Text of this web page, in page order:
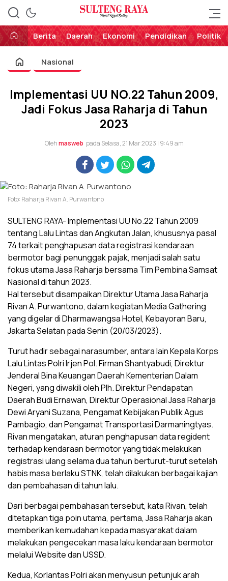
Sulteng Raya
Perekat Rakyat Sulteng
Berita
Daerah Ekonomi Pendidikan Politik
Nasional
Implementasi UU NO.22 Tahun 2009,
Jadi Fokus Jasa Raharja di Tahun
2023
Olehmasweb pada Selasa, 21 Mar 2023 | 9:49 am
Foto: Raharja Rivan A. Purwantono
SULTENG RAYA- Implementasi UU No.22 Tahun 2009
tentang Lalu Lintas dan Angkutan Jalan, khususnya pasal
74 terkait penghapusan data registrasi kendaraan
bermotor bagi penunggak pajak, menjadi salah satu
fokus utama Jasa Raharja bersama Tim Pembina Samsat
Nasional di tahun 2023.
Hal tersebut disampaikan Direktur Utama Jasa Raharja
Rivan A. Purwantono, dalam kegiatan Media Gathering
yang digelar di Dharmawangsa Hotel, Kebayoran Baru,
Jakarta Selatan pada Senin (20/03/2023).
Turut hadir sebagai narasumber, antara lain Kepala Korps
Lalu Lintas Polri Irjen Pol. Firman Shantyabudi, Direktur
Jenderal Bina Keuangan Daerah Kementerian Dalam
Negeri, yang diwakili oleh Plh. Direktur Pendapatan
Daerah Budi Ernawan, Direktur Operasional Jasa Raharja
Dewi Aryani Suzana, Pengamat Kebijakan Publik Agus
Pambagio, dan Pengamat Transportasi Darmaningtyas.
Rivan mengatakan, aturan penghapusan data regident
terhadap kendaraan bermotor yang tidak melakukan
registrasi ulang selama dua tahun berturut-turut setelah
habis masa berlaku STNK, telah dilakukan berbagai kajian
dan pembahasan di tahun lalu.
Dari berbagai pembahasan tersebut, kata Rivan, telah
ditetapkan tiga poin utama, pertama, Jasa Raharja akan
memberikan kemudahan kepada masyarakat dalam
melakukan pengecekan masa laku kendaraan bermotor
melalui Website dan USSD.
Kedua, Korlantas Polri akan menyusun petunjuk arah